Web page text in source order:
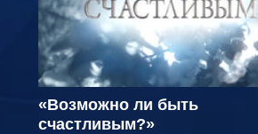
«Возможно ли быть
счастливым?»